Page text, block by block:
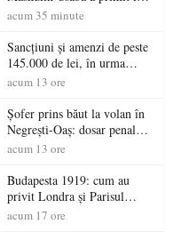
audiență cetățenii din Satu
acum 35 minute
Sancțiuni și amenzi de peste
145.000 de lei, în urma
acțiunilor polițiștilor
acum 13 ore
Șofer prins băut la volan în
Negrești-Oaș: dosar penal
după un control al
acum 13 ore
Budapesta 1919: cum au
privit Londra și Parisul
ocupația românească și de ce
acum 17 ore